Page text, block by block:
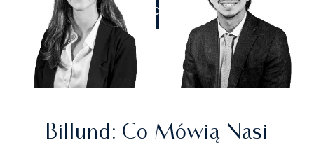
ZADZWOŃCIE DO NAS
Billund: Co Mówią Nasi